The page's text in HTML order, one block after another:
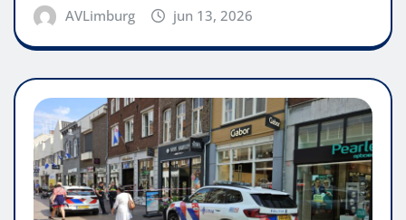
AVLimburg jun 13, 2026